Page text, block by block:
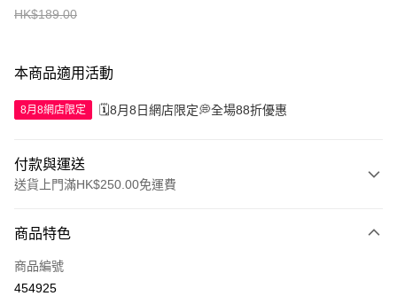
HK$189.00
本商品適用活動
8月8網店限定 🗓️8月8日網店限定💭全場88折優惠
付款與運送
送貨上門滿HK$250.00免運費
信用卡
Apple Pay
商品特色
商品編號
454925